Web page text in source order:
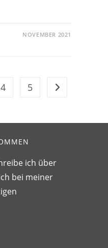
NOVEMBER 2021
4 5
ich über
bei meiner